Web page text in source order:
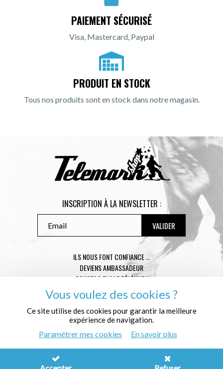
PAIEMENT SÉCURISÉ
Visa, Mastercard, Paypal
PRODUIT EN STOCK
Tous nos produits sont en stock dans notre magasin.
INSCRIPTION À LA NEWSLETTER :
ILS NOUS FONT CONFIANCE ...
DEVIENS AMBASSADEUR
CONSEILS TAILLE TÉLÉMARK
CONDITIONS GÉNÉRALES DE VENTE
MENTIONS LÉGALES
POLITIQUE DE CONFIDENTIALITÉ
QUI SOMMES NOUS ?
Pure Illusion
Vous voulez des cookies ?
Ce site utilise des cookies pour garantir la meilleure
expérience de navigation.
Paramétrer mes cookies En savoir plus